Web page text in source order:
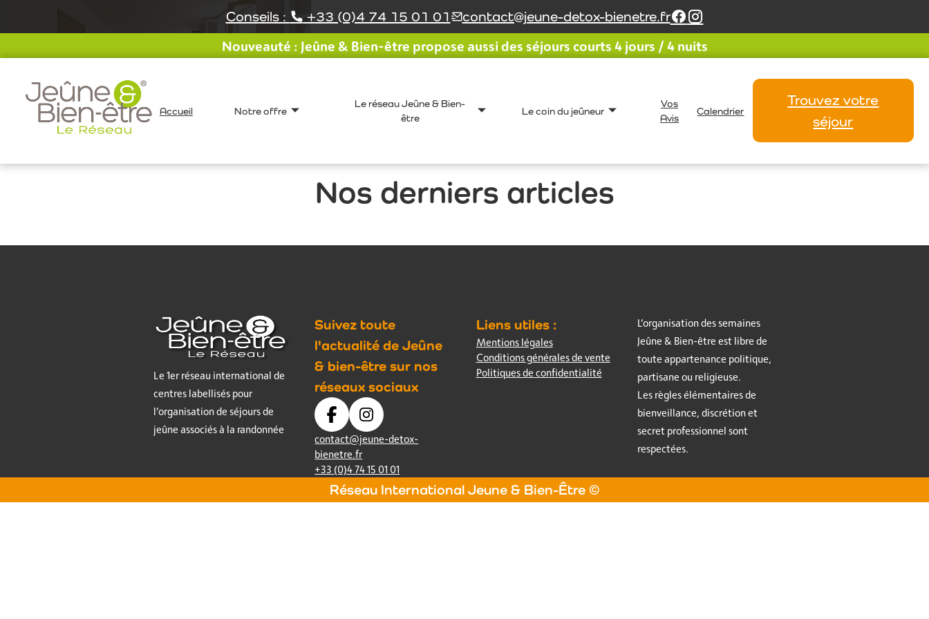
Conseils : +33 (0)4 74 15 01 01 contact@jeune-detox-bienetre.fr
Nouveauté : Jeûne & Bien-être propose aussi des séjours courts 4 jours / 4 nuits
Accueil Notre offre
Le réseau Jeûne & Bien-
être
Le coin du jeûneur
Vos
Avis
Calendrier
Trouvez votre
séjour
Nos derniers articles
Le 1er réseau international de
centres labellisés pour
l’organisation de séjours de
jeûne associés à la randonnée
Suivez toute
l'actualité de Jeûne
& bien-être sur nos
réseaux sociaux
contact@jeune-detox-
bienetre.fr
+33 (0)4 74 15 01 01
Liens utiles :
Mentions légales
Conditions générales de vente
Politiques de confidentialité
L’organisation des semaines
Jeûne & Bien-être est libre de
toute appartenance politique,
partisane ou religieuse.
Les règles élémentaires de
bienveillance, discrétion et
secret professionnel sont
respectées.
Réseau International Jeune & Bien-Être ©